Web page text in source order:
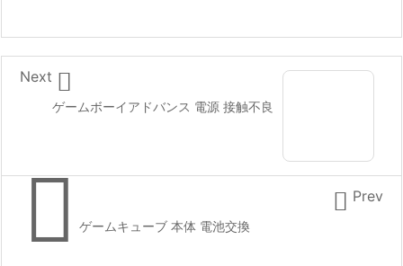
ゲームボーイアドバンス 電源 接触不良

Next
ゲームキューブ 本体 電池交換
 Prev